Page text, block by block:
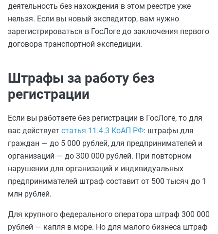
деятельность без нахождения в этом реестре уже
нельзя. Если вы новый экспедитор, вам нужно
зарегистрироваться в ГосЛоге до заключения первого
договора транспортной экспедиции.
Штрафы за работу без
регистрации
Если вы работаете без регистрации в ГосЛоге, то для
вас действует статья 11.4.3 КоАП РФ: штрафы для
граждан — до 5 000 рублей, для предпринимателей и
организаций — до 300 000 рублей. При повторном
нарушении для организаций и индивидуальных
предпринимателей штраф составит от 500 тысяч до 1
млн рублей.
Для крупного федерального оператора штраф 300 000
рублей — капля в море. Но для малого бизнеса штраф